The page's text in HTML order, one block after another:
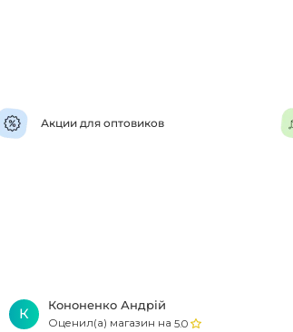
Акции для оптовиков
К
Кононенко Андрій
Оценил(а) магазин на 5.0